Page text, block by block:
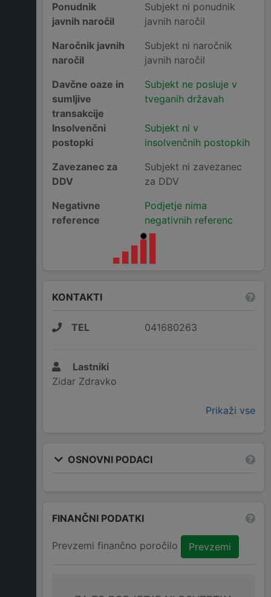
Ponudnik
javnih naročil
Subjekt ni ponudnik
javnih naročil
Naročnik javnih
naročil
Subjekt ni naročnik
javnih naročil
Davčne oaze in
sumljive
transakcije
Subjekt ne posluje v
tveganih državah
Insolvenčni
postopki
Subjekt ni v
insolvenčnih postopkih
Zavezanec za
DDV
Subjekt ni zavezanec
za DDV
Negativne
reference
Podjetje nima
negativnih referenc
KONTAKTI
TEL 041680263
Lastniki
Zidar Zdravko
Prikaži vse
OSNOVNI PODACI
FINANČNI PODATKI
Prevzemi finančno poročilo Prevzemi